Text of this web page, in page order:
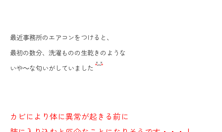
最近事務所のエアコンをつけると、
最初の数分、洗濯ものの生乾きのような
いや～な匂いがしていました
カビにより体に異常が起きる前に